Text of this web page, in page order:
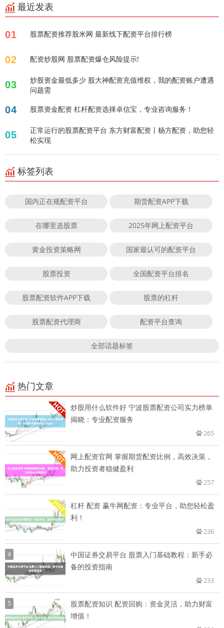
最近发表
01 股票配资推荐股米网 最新线下配资平台排行榜
02 配资炒股网 股票配资爆仓风险提示!
03
炒股资金最低多少 股大神配资充值维权，我的配资账户遭遇
问题需
04 股票资金配资 杠杆配资选择卓信宝，专业咨询服务！
05
正常运行的股票配资平台 东方财富配资丨杨方配资，助您轻
松实现
标签列表
国内正在规配资平台 期货配资APP下载
在哪里选股票 2025年网上配资平台
黄金投资策略网 国家最认可的配资平台
股票投资 全国配资平台排名
股票配资软件APP下载 股票的杠杆
股票配资代理商 配资平台查询
全部话题标签
热门文章
炒股用什么软件好 宁波股票配资公司实力榜单
揭晓：专业配资服务
265
网上配资官网 掌握期货配资比例，高效决策，
助力投资者稳健盈利
257
杠杆 配资 赢牛网配资：专业平台，助您轻松盈
利！
236
4
中国证券交易平台 股票入门基础教程：新手必
备的投资指南
233
5
股票配资知识 配资回购：资金灵活，助力财富
增值！